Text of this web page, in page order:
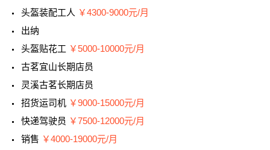
头盔装配工人 ￥4300-9000元/月
出纳
头盔贴花工 ￥5000-10000元/月
古茗宜山长期店员
灵溪古茗长期店员
招货运司机 ￥9000-15000元/月
快递驾驶员 ￥7500-12000元/月
销售 ￥4000-19000元/月